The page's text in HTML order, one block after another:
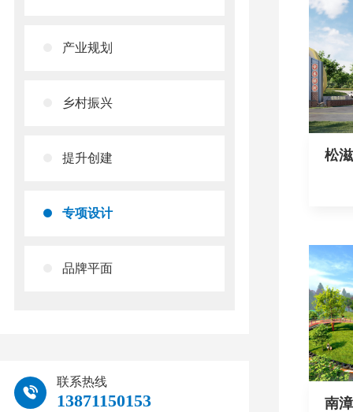
产业规划
乡村振兴
提升创建
专项设计
品牌平面
联系热线
13871150153
松
南